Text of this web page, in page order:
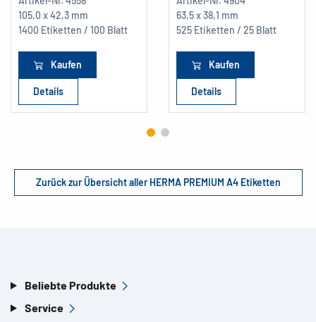
105,0 x 42,3 mm
1400 Etiketten / 100 Blatt
Kaufen
Details
63,5 x 38,1 mm
525 Etiketten / 25 Blatt
Kaufen
Details
Zurück zur Übersicht aller HERMA PREMIUM A4 Etiketten
Beliebte Produkte
Service